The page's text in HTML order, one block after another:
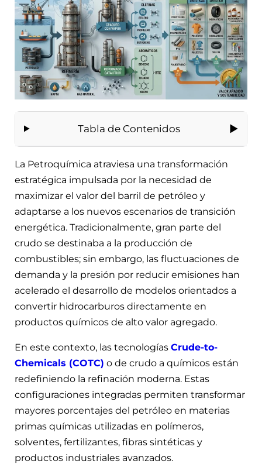
Tabla de Contenidos
La Petroquímica atraviesa una transformación
estratégica impulsada por la necesidad de
maximizar el valor del barril de petróleo y
adaptarse a los nuevos escenarios de transición
energética. Tradicionalmente, gran parte del
crudo se destinaba a la producción de
combustibles; sin embargo, las fluctuaciones de
demanda y la presión por reducir emisiones han
acelerado el desarrollo de modelos orientados a
convertir hidrocarburos directamente en
productos químicos de alto valor agregado.
En este contexto, las tecnologías Crude-to-
Chemicals (COTC) o de crudo a químicos están
redefiniendo la refinación moderna. Estas
configuraciones integradas permiten transformar
mayores porcentajes del petróleo en materias
primas químicas utilizadas en polímeros,
solventes, fertilizantes, fibras sintéticas y
productos industriales avanzados.